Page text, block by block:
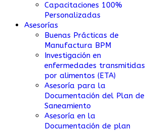
Capacitaciones 100%
Personalizadas
Asesorías
Buenas Prácticas de
Manufactura BPM
Investigación en
enfermedades transmitidas
por alimentos (ETA)
Asesoría para la
Documentación del Plan de
Saneamiento
Asesoría en la
Documentación de plan